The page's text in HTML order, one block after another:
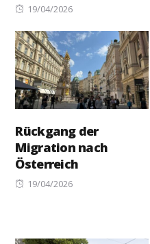
Posted
19/04/2026
Rückgang der
Migration nach
Österreich
Posted
19/04/2026